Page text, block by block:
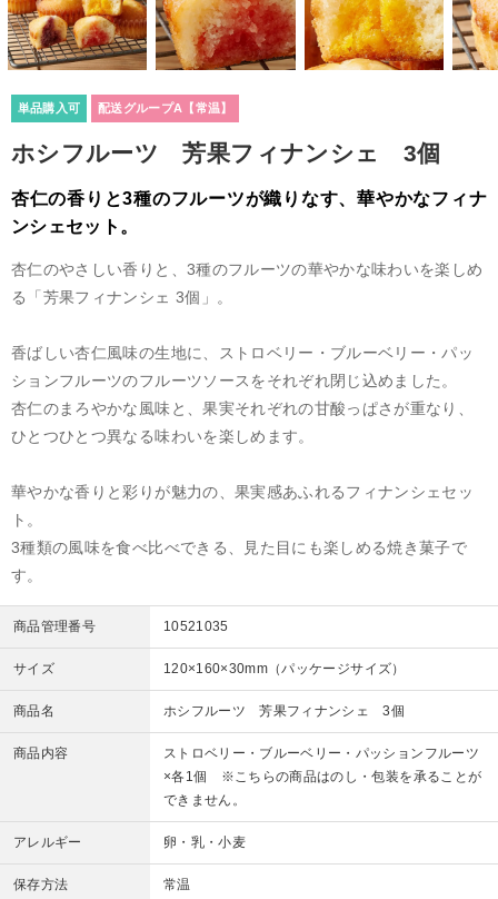
単品購入可 配送グループA【常温】
ホシフルーツ 芳果フィナンシェ 3個
杏仁の香りと3種のフルーツが織りなす、華やかなフィナ
ンシェセット。
杏仁のやさしい香りと、3種のフルーツの華やかな味わいを楽しめ
る「芳果フィナンシェ 3個」。
香ばしい杏仁風味の生地に、ストロベリー・ブルーベリー・パッ
ションフルーツのフルーツソースをそれぞれ閉じ込めました。
杏仁のまろやかな風味と、果実それぞれの甘酸っぱさが重なり、
ひとつひとつ異なる味わいを楽しめます。
華やかな香りと彩りが魅力の、果実感あふれるフィナンシェセッ
ト。
3種類の風味を食べ比べできる、見た目にも楽しめる焼き菓子で
す。
商品管理番号 10521035
サイズ 120×160×30mm（パッケージサイズ）
商品名 ホシフルーツ 芳果フィナンシェ 3個
商品内容
ストロベリー・ブルーベリー・パッションフルーツ
×各1個 ※こちらの商品はのし・包装を承ることが
できません。
アレルギー 卵・乳・小麦
保存方法 常温